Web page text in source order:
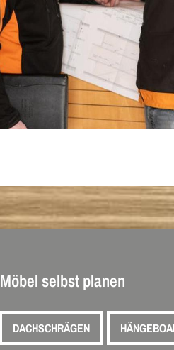
Möbel selbst planen
DACHSCHRÄGEN